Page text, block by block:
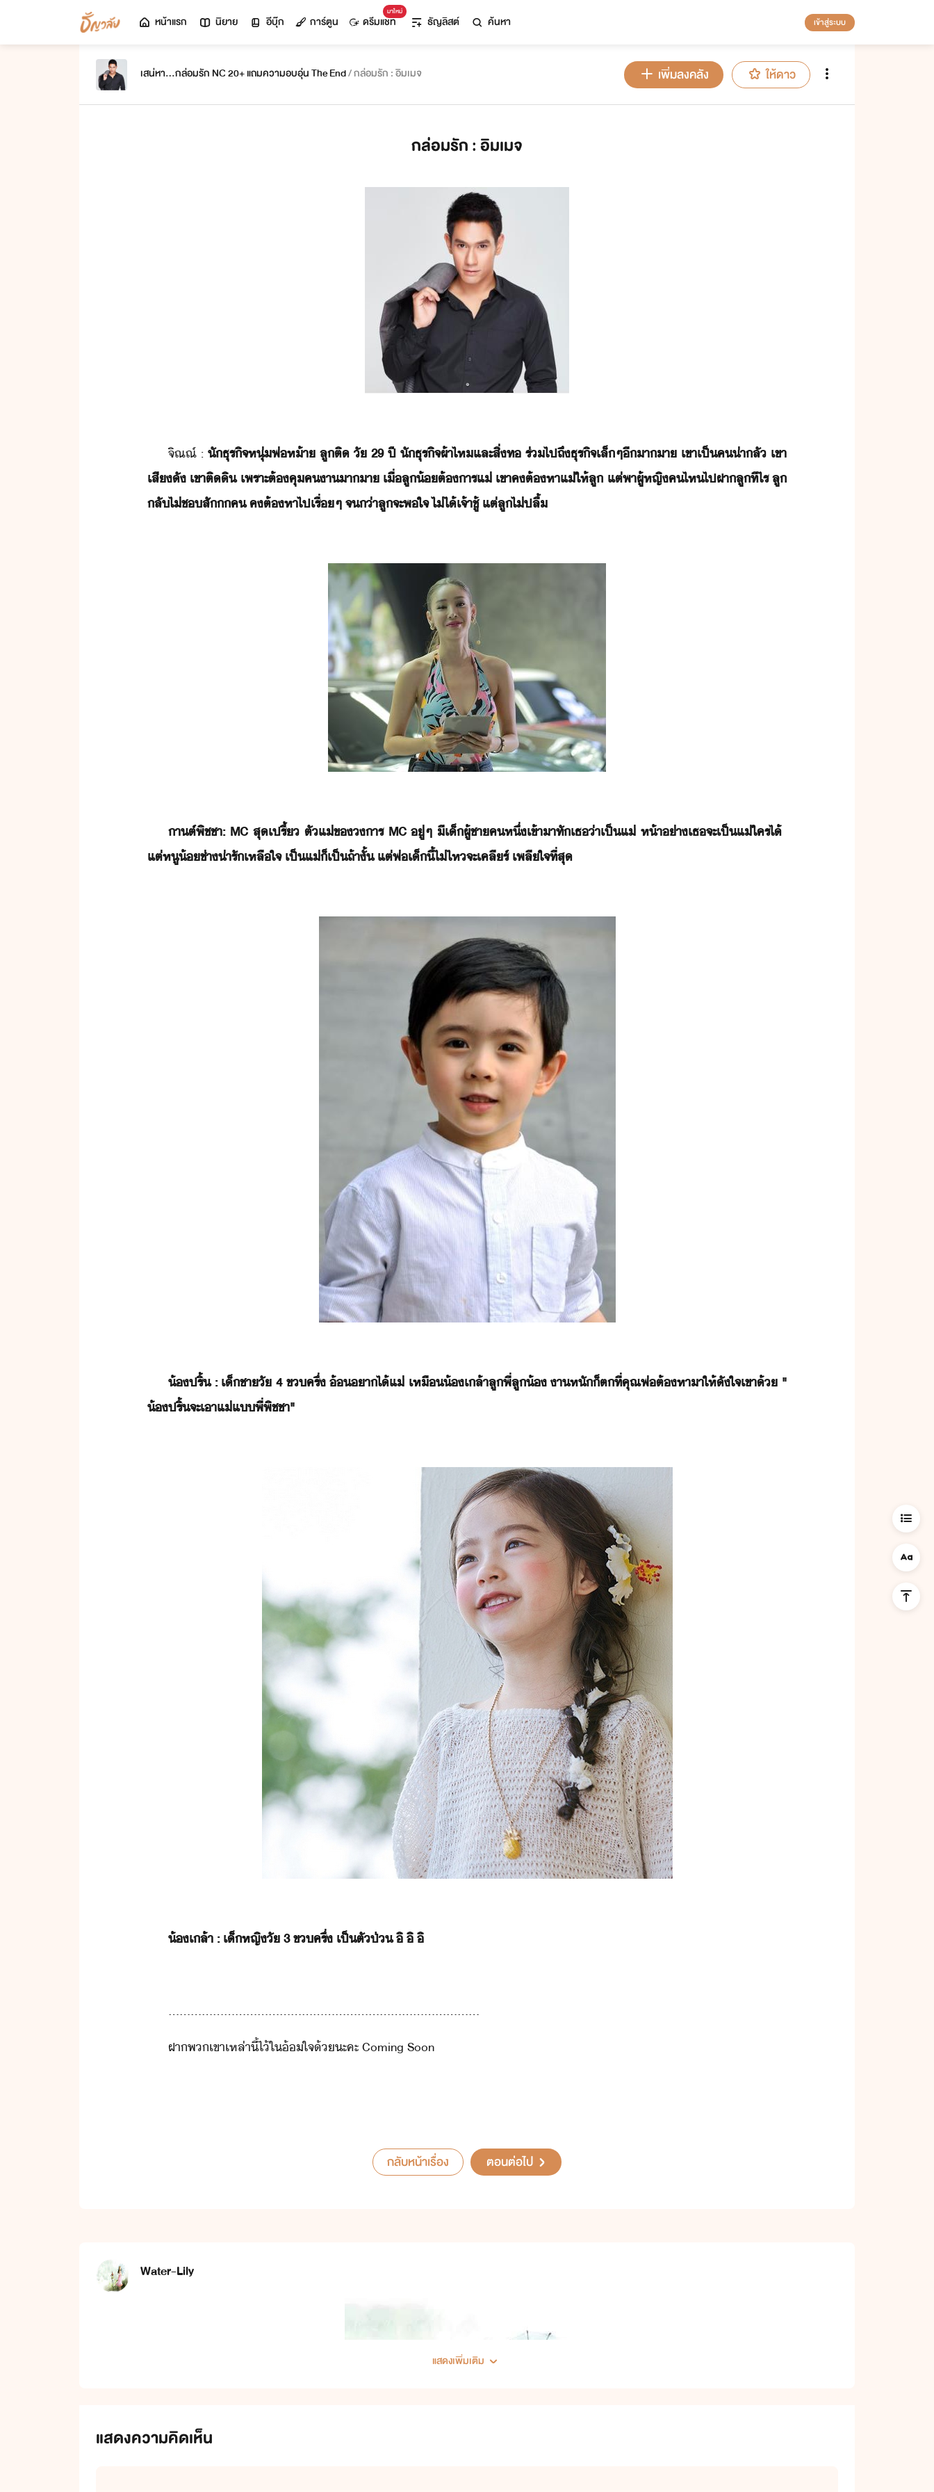
หน้าแรก นิยาย อีบุ๊ก การ์ตูน
มาใหม่
ดรีมแชท ธัญลิสต์ ค้นหา เข้าสู่ระบบ
เสน่หา...กล่อมรัก NC 20+ แถมความอบอุ่น The End/ กล่อมรัก : อิมเมจ เพิ่มลงคลัง ให้ดาว
กล่อมรัก : อิมเมจ
จิณณ​์​ ​:​ ​ ​ัธุริจ​หุ่​พ่ห้า​ ​ลู​ติ​ ​ั​ ​29​ ​ปี​ ​ัธุริจ​ผ้าไห​และ​สิ่ท​ ​ร่​ไป​ถึ​ธุริจ​เล็​ๆ​ี​าา​ ​เขา​เป็​ค​่าลั​ ​เขา​
เสีั​ ​เขา​ติ​ิ​ ​เพราะ​ต้​คุ​คา​าา​ ​เื่​ลู​้​ต้าร​แ่​ ​เขา​ค​ต้หา​แ่​ให้​ลู​ ​แต่​พา​ผู้หญิ​ค​ไห​ไป​ฝา​ลู​ทีไร​ ​ลู​
ลั​ไ่​ช​สั​​ค​ ​ค​ต้หา​ไป​เรื่ๆ​ ​จ่า​ลู​จะ​พใจ​ ​ไ่ไ้​เจ้าชู้​ ​แต่​ลู​ไ่​ปลื้​
​าต์พิชชา​:​ ​ MC​ ​สุ​เปรี้​ ​ตั​แ่​ข​าร​ ​MC​ ​ู่​ๆ​ ​ี​เ็ผู้ชา​ค​หึ่​เข้าา​ทั​เธ​่า​เป็​แ่​ ​ห้า​่า​เธ​จะ​เป็​แ่​ใคร​ไ้​ ​
แต่​หู้​ช่า​่ารั​เหลืใจ​ ​เป็​แ่​็​เป็​ถ้า​ั้​ ​แต่​พ่​เ็​ี้​ไ่ไห​จะ​เคลีร์​ ​เพลีใจ​ที่สุ​
​้​ปริ​้​ ​:​ ​เ็ชา​ั​ ​4​ ​ข​ครึ่​ ​้​าไ้​แ่​ ​เหื​้​เล้า​ลูพี่ลู้​ ​าหั​็​ต​ที่​คุณพ่​ต้หา​า​ให้​ัใจ​เขา​้​ ​"​
้​ปริ​้​จะ​เา​แ่แ​พี่​พิชชา​"​
​้​เล้า​ ​:​ ​เ็หญิ​ั​ ​3​ ​ข​ครึ่​ ​เป็ตั​ป่​ ​ิ​ ​ิ​ ​ิ​
....................................................................................
ฝา​พเขา​เหล่าี้​ไ้​ใ​้ใจ​้​ะคะ​ ​Coming​ ​Soon
กลับหน้าเรื่อง ตอนต่อไป
Water-Lily
แสดงเพิ่มเติม
แสดงความคิดเห็น